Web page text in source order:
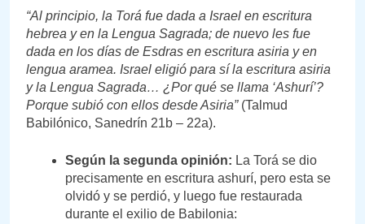
“Al principio, la Torá fue dada a Israel en escritura
hebrea y en la Lengua Sagrada; de nuevo les fue
dada en los días de Esdras en escritura asiria y en
lengua aramea. Israel eligió para sí la escritura asiria
y la Lengua Sagrada… ¿Por qué se llama ‘Ashurí’?
Porque subió con ellos desde Asiria”(Talmud
Babilónico, Sanedrín 21b – 22a).
Según la segunda opinión: La Torá se dio
precisamente en escritura ashurí, pero esta se
olvidó y se perdió, y luego fue restaurada
durante el exilio de Babilonia: